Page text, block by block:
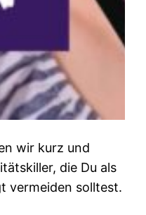
wir kurz und
die Du als
vermeiden solltest.